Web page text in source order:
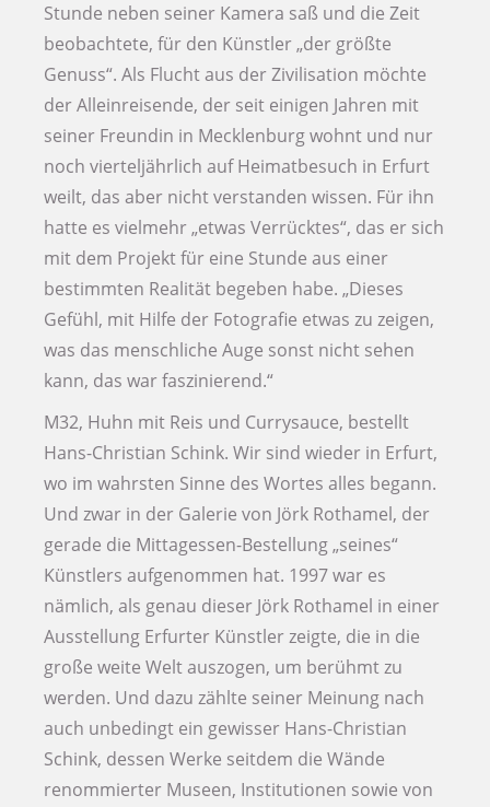
Stunde neben seiner Kamera saß und die Zeit
beobachtete, für den Künstler „der größte
Genuss“. Als Flucht aus der Zivilisation möchte
der Alleinreisende, der seit einigen Jahren mit
seiner Freundin in Mecklenburg wohnt und nur
noch vierteljährlich auf Heimatbesuch in Erfurt
weilt, das aber nicht verstanden wissen. Für ihn
hatte es vielmehr „etwas Verrücktes“, das er sich
mit dem Projekt für eine Stunde aus einer
bestimmten Realität begeben habe. „Dieses
Gefühl, mit Hilfe der Fotografie etwas zu zeigen,
was das menschliche Auge sonst nicht sehen
kann, das war faszinierend.“
M32, Huhn mit Reis und Currysauce, bestellt
Hans-Christian Schink. Wir sind wieder in Erfurt,
wo im wahrsten Sinne des Wortes alles begann.
Und zwar in der Galerie von Jörk Rothamel, der
gerade die Mittagessen-Bestellung „seines“
Künstlers aufgenommen hat. 1997 war es
nämlich, als genau dieser Jörk Rothamel in einer
Ausstellung Erfurter Künstler zeigte, die in die
große weite Welt auszogen, um berühmt zu
werden. Und dazu zählte seiner Meinung nach
auch unbedingt ein gewisser Hans-Christian
Schink, dessen Werke seitdem die Wände
renommierter Museen, Institutionen sowie von